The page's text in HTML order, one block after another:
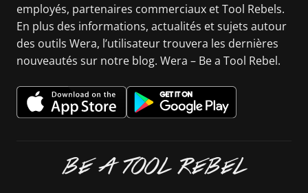
employés, partenaires commerciaux et Tool Rebels.
En plus des informations, actualités et sujets autour
des outils Wera, l’utilisateur trouvera les dernières
nouveautés sur notre blog. Wera – Be a Tool Rebel.
BE A TOOL REBEL